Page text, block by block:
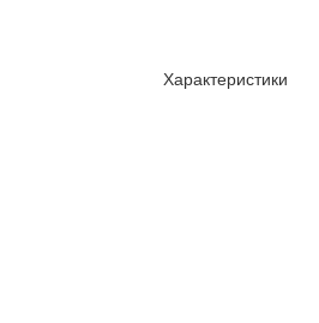
Характеристики